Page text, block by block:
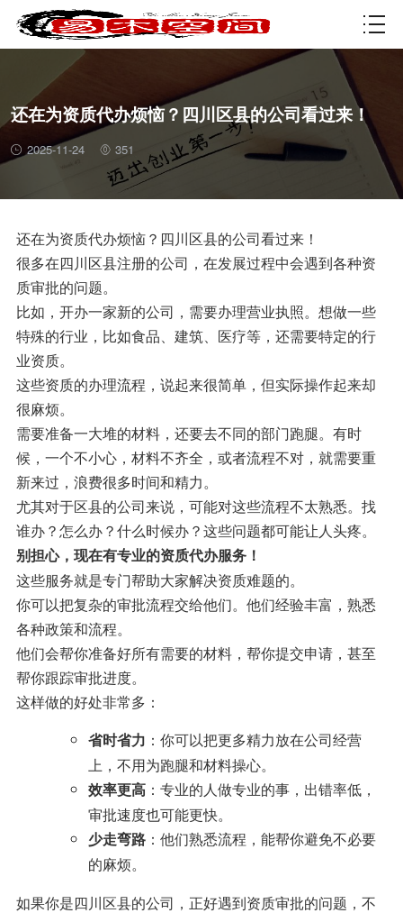
资质许可
还在为资质代办烦恼？四川区县的公司看过来！
2025-11-24 351
还在为资质代办烦恼？四川区县的公司看过来！
很多在四川区县注册的公司，在发展过程中会遇到各种资
质审批的问题。
比如，开办一家新的公司，需要办理营业执照。想做一些
特殊的行业，比如食品、建筑、医疗等，还需要特定的行
业资质。
这些资质的办理流程，说起来很简单，但实际操作起来却
很麻烦。
需要准备一大堆的材料，还要去不同的部门跑腿。有时
候，一个不小心，材料不齐全，或者流程不对，就需要重
新来过，浪费很多时间和精力。
尤其对于区县的公司来说，可能对这些流程不太熟悉。找
谁办？怎么办？什么时候办？这些问题都可能让人头疼。
别担心，现在有专业的资质代办服务！
这些服务就是专门帮助大家解决资质难题的。
你可以把复杂的审批流程交给他们。他们经验丰富，熟悉
各种政策和流程。
他们会帮你准备好所有需要的材料，帮你提交申请，甚至
帮你跟踪审批进度。
这样做的好处非常多：
省时省力 ：你可以把更多精力放在公司经营
上，不用为跑腿和材料操心。
效率更高：专业的人做专业的事，出错率低，
审批速度也可能更快。
少走弯路：他们熟悉流程，能帮你避免不必要
的麻烦。
如果你是四川区县的公司，正好遇到资质审批的问题，不